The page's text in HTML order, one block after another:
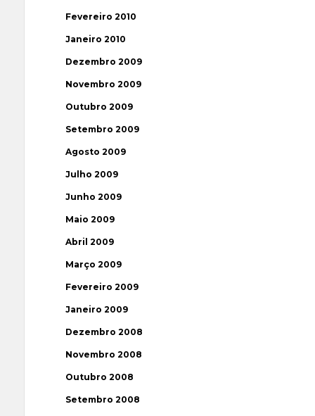
Fevereiro 2010
Janeiro 2010
Dezembro 2009
Novembro 2009
Outubro 2009
Setembro 2009
Agosto 2009
Julho 2009
Junho 2009
Maio 2009
Abril 2009
Março 2009
Fevereiro 2009
Janeiro 2009
Dezembro 2008
Novembro 2008
Outubro 2008
Setembro 2008